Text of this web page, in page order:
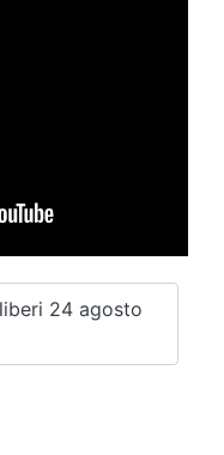
24 agosto